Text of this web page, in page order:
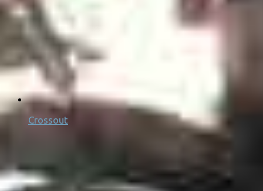
Crossout